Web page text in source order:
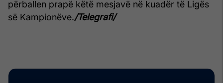
përballen prapë këtë mesjavë në kuadër të Ligës
së Kampionëve./Telegrafi/